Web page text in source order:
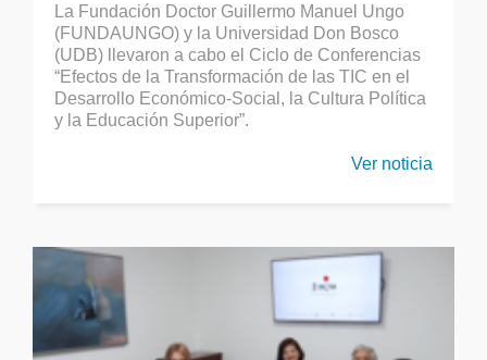
La Fundación Doctor Guillermo Manuel Ungo
(FUNDAUNGO) y la Universidad Don Bosco
(UDB) llevaron a cabo el Ciclo de Conferencias
“Efectos de la Transformación de las TIC en el
Desarrollo Económico-Social, la Cultura Política
y la Educación Superior”.
Ver noticia